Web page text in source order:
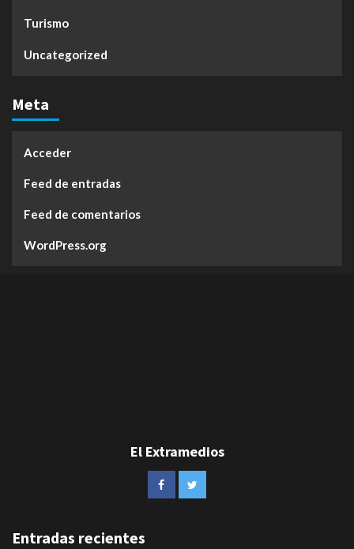
Turismo
Uncategorized
Meta
Acceder
Feed de entradas
Feed de comentarios
WordPress.org
El Extramedios
Entradas recientes